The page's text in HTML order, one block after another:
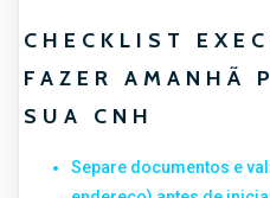
CHECKLIST
FAZER AMANHÃ
SUA CNH
Separe documentos e